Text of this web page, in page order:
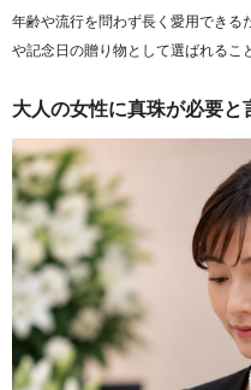
年齢や流行を問わず長く愛用でき
や記念日の贈り物として選ばれるこ
大人の女性に真珠が必要と